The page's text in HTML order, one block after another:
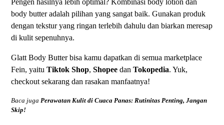
Pengen hasilnya lebih optimal? Kombinasi body lotion dan
body butter adalah pilihan yang sangat baik. Gunakan produk
dengan tekstur yang ringan terlebih dahulu dan biarkan meresap
di kulit sepenuhnya.
Glatt Body Butter bisa kamu dapatkan di semua marketplace
Fein, yaituTiktok Shop,Shopee danTokopedia. Yuk,
checkout sekarang dan rasakan manfaatnya!
Baca jugaPerawatan Kulit di Cuaca Panas: Rutinitas Penting, Jangan
Skip!